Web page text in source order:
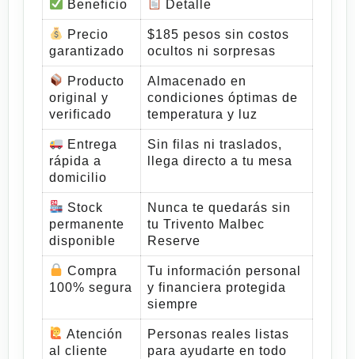
Beneficio Detalle
Precio
garantizado
$185 pesos sin costos
ocultos ni sorpresas
Producto
original y
verificado
Almacenado en
condiciones óptimas de
temperatura y luz
Entrega
rápida a
domicilio
Sin filas ni traslados,
llega directo a tu mesa
Stock
permanente
disponible
Nunca te quedarás sin
tu Trivento Malbec
Reserve
Compra
100% segura
Tu información personal
y financiera protegida
siempre
Atención
al cliente
Personas reales listas
para ayudarte en todo